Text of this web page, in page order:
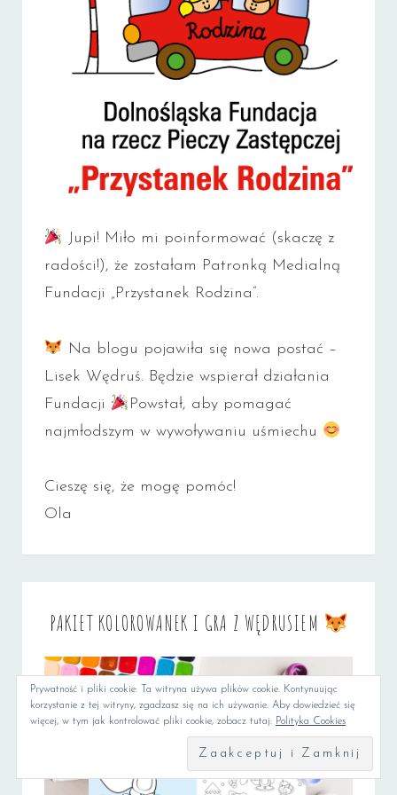
Jupi! Miło mi poinformować (skaczę z
radości!), że zostałam Patronką Medialną
Fundacji „Przystanek Rodzina”.
Na blogu pojawiła się nowa postać –
Lisek Wędruś. Będzie wspierał działania
Fundacji
Powstał, aby pomagać
najmłodszym w wywoływaniu uśmiechu
Cieszę się, że mogę pomóc!
Ola
PAKIET KOLOROWANEK I GRA Z WĘDRUSIEM
Prywatność i pliki cookie: Ta witryna używa plików cookie. Kontynuując
korzystanie z tej witryny, zgadzasz się na ich używanie. Aby dowiedzieć się
więcej, w tym jak kontrolować pliki cookie, zobacz tutaj: Polityka Cookies